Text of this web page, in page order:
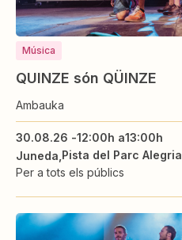
Música
QUINZE són QÜINZE
Ambauka
30.08.26 -12:00h a13:00h
Juneda Pista del Parc Alegria
Per a tots els públics